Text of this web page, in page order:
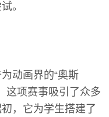
。
动画界的“奥斯
这项赛事吸引了众多
，它为学生搭建了